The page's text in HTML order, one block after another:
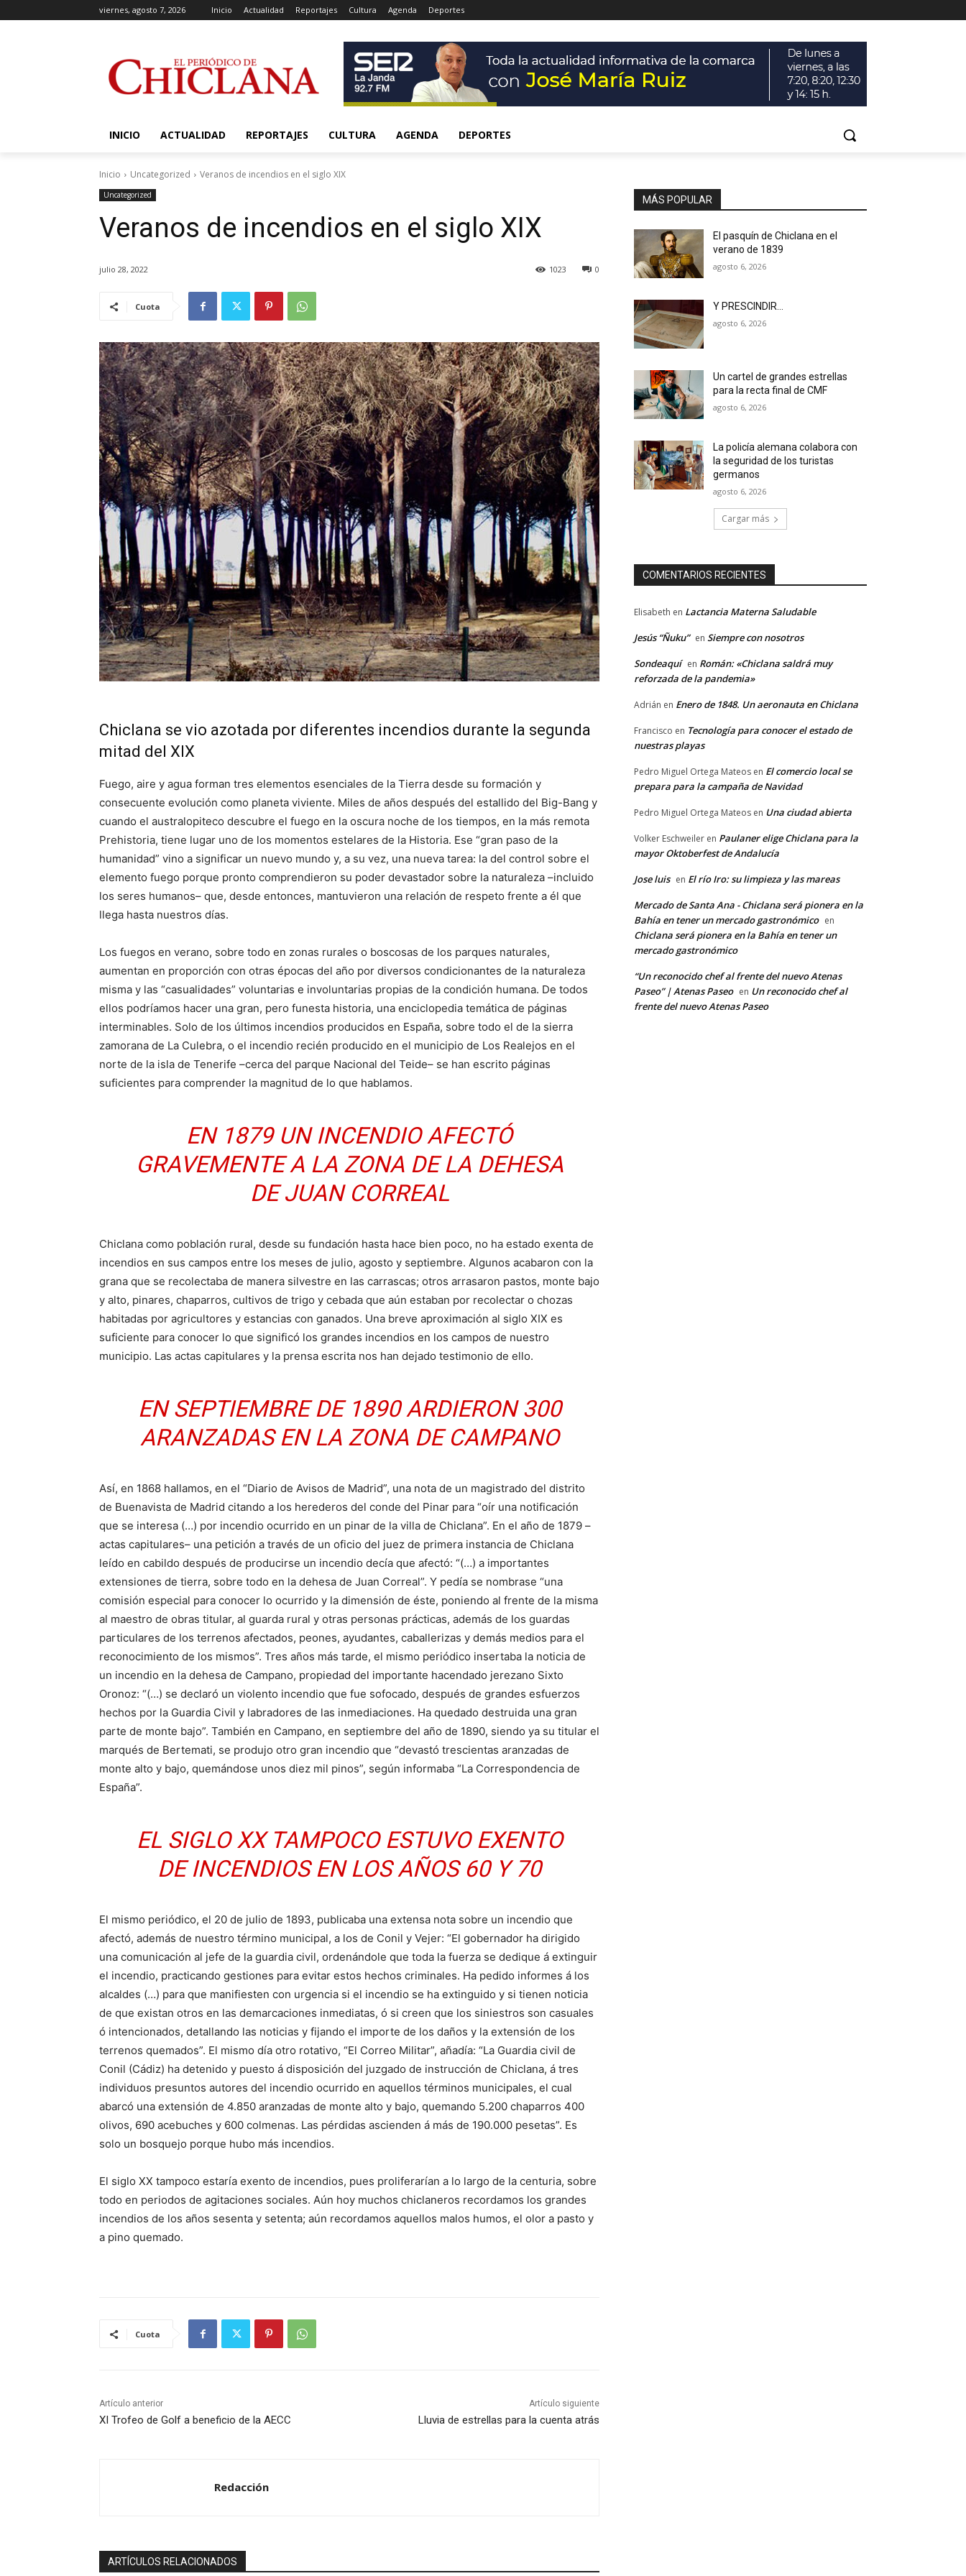
viernes, agosto 7, 2026 Inicio Actualidad Reportajes Cultura Agenda Deportes
INICIO ACTUALIDAD REPORTAJES CULTURA AGENDA DEPORTES
Inicio Uncategorized Veranos de incendios en el siglo XIX
Uncategorized
Veranos de incendios en el siglo XIX
julio 28, 2022 0
1023
Cuota
Chiclana se vio azotada por diferentes incendios durante la segunda
mitad del XIX
Fuego, aire y agua forman tres elementos esenciales de la Tierra desde su formación y
consecuente evolución como planeta viviente. Miles de años después del estallido del Big-Bang y
cuando el australopiteco descubre el fuego en la oscura noche de los tiempos, en la más remota
Prehistoria, tiene lugar uno de los momentos estelares de la Historia. Ese “gran paso de la
humanidad” vino a significar un nuevo mundo y, a su vez, una nueva tarea: la del control sobre el
elemento fuego porque pronto comprendieron su poder devastador sobre la naturaleza –incluido
los seres humanos– que, desde entonces, mantuvieron una relación de respeto frente a él que
llega hasta nuestros días.
Los fuegos en verano, sobre todo en zonas rurales o boscosas de los parques naturales,
aumentan en proporción con otras épocas del año por diversos condicionantes de la naturaleza
misma y las “casualidades” voluntarias e involuntarias propias de la condición humana. De todos
ellos podríamos hacer una gran, pero funesta historia, una enciclopedia temática de páginas
interminables. Solo de los últimos incendios producidos en España, sobre todo el de la sierra
zamorana de La Culebra, o el incendio recién producido en el municipio de Los Realejos en el
norte de la isla de Tenerife –cerca del parque Nacional del Teide– se han escrito páginas
suficientes para comprender la magnitud de lo que hablamos.
EN 1879 UN INCENDIO AFECTÓ
GRAVEMENTE A LA ZONA DE LA DEHESA
DE JUAN CORREAL
Chiclana como población rural, desde su fundación hasta hace bien poco, no ha estado exenta de
incendios en sus campos entre los meses de julio, agosto y septiembre. Algunos acabaron con la
grana que se recolectaba de manera silvestre en las carrascas; otros arrasaron pastos, monte bajo
y alto, pinares, chaparros, cultivos de trigo y cebada que aún estaban por recolectar o chozas
habitadas por agricultores y estancias con ganados. Una breve aproximación al siglo XIX es
suficiente para conocer lo que significó los grandes incendios en los campos de nuestro
municipio. Las actas capitulares y la prensa escrita nos han dejado testimonio de ello.
EN SEPTIEMBRE DE 1890 ARDIERON 300
ARANZADAS EN LA ZONA DE CAMPANO
Así, en 1868 hallamos, en el “Diario de Avisos de Madrid”, una nota de un magistrado del distrito
de Buenavista de Madrid citando a los herederos del conde del Pinar para “oír una notificación
que se interesa (…) por incendio ocurrido en un pinar de la villa de Chiclana”. En el año de 1879 –
actas capitulares– una petición a través de un oficio del juez de primera instancia de Chiclana
leído en cabildo después de producirse un incendio decía que afectó: “(…) a importantes
extensiones de tierra, sobre todo en la dehesa de Juan Correal”. Y pedía se nombrase “una
comisión especial para conocer lo ocurrido y la dimensión de éste, poniendo al frente de la misma
al maestro de obras titular, al guarda rural y otras personas prácticas, además de los guardas
particulares de los terrenos afectados, peones, ayudantes, caballerizas y demás medios para el
reconocimiento de los mismos”. Tres años más tarde, el mismo periódico insertaba la noticia de
un incendio en la dehesa de Campano, propiedad del importante hacendado jerezano Sixto
Oronoz: “(…) se declaró un violento incendio que fue sofocado, después de grandes esfuerzos
hechos por la Guardia Civil y labradores de las inmediaciones. Ha quedado destruida una gran
parte de monte bajo”. También en Campano, en septiembre del año de 1890, siendo ya su titular el
marqués de Bertemati, se produjo otro gran incendio que “devastó trescientas aranzadas de
monte alto y bajo, quemándose unos diez mil pinos”, según informaba “La Correspondencia de
España”.
EL SIGLO XX TAMPOCO ESTUVO EXENTO
DE INCENDIOS EN LOS AÑOS 60 Y 70
El mismo periódico, el 20 de julio de 1893, publicaba una extensa nota sobre un incendio que
afectó, además de nuestro término municipal, a los de Conil y Vejer: “El gobernador ha dirigido
una comunicación al jefe de la guardia civil, ordenándole que toda la fuerza se dedique á extinguir
el incendio, practicando gestiones para evitar estos hechos criminales. Ha pedido informes á los
alcaldes (…) para que manifiesten con urgencia si el incendio se ha extinguido y si tienen noticia
de que existan otros en las demarcaciones inmediatas, ó si creen que los siniestros son casuales
ó intencionados, detallando las noticias y fijando el importe de los daños y la extensión de los
terrenos quemados”. El mismo día otro rotativo, “El Correo Militar”, añadía: “La Guardia civil de
Conil (Cádiz) ha detenido y puesto á disposición del juzgado de instrucción de Chiclana, á tres
individuos presuntos autores del incendio ocurrido en aquellos términos municipales, el cual
abarcó una extensión de 4.850 aranzadas de monte alto y bajo, quemando 5.200 chaparros 400
olivos, 690 acebuches y 600 colmenas. Las pérdidas ascienden á más de 190.000 pesetas”. Es
solo un bosquejo porque hubo más incendios.
El siglo XX tampoco estaría exento de incendios, pues proliferarían a lo largo de la centuria, sobre
todo en periodos de agitaciones sociales. Aún hoy muchos chiclaneros recordamos los grandes
incendios de los años sesenta y setenta; aún recordamos aquellos malos humos, el olor a pasto y
a pino quemado.
Cuota
Artículo anterior
XI Trofeo de Golf a beneficio de la AECC
Artículo siguiente
Lluvia de estrellas para la cuenta atrás
Redacción
ARTÍCULOS RELACIONADOS
MÁS POPULAR
El pasquín de Chiclana en el
verano de 1839
agosto 6, 2026
Y PRESCINDIR…
agosto 6, 2026
Un cartel de grandes estrellas
para la recta final de CMF
agosto 6, 2026
La policía alemana colabora con
la seguridad de los turistas
germanos
agosto 6, 2026
Cargar más
COMENTARIOS RECIENTES
Elisabeth en Lactancia Materna Saludable
Jesús “Ñuku” en Siempre con nosotros
Sondeaquí en Román: «Chiclana saldrá muy
reforzada de la pandemia»
Adrián en Enero de 1848. Un aeronauta en Chiclana
Francisco en Tecnología para conocer el estado de
nuestras playas
Pedro Miguel Ortega Mateos en El comercio local se
prepara para la campaña de Navidad
Pedro Miguel Ortega Mateos en Una ciudad abierta
Volker Eschweiler en Paulaner elige Chiclana para la
mayor Oktoberfest de Andalucía
Jose luis en El río Iro: su limpieza y las mareas
Mercado de Santa Ana - Chiclana será pionera en la
Bahía en tener un mercado gastronómico en
Chiclana será pionera en la Bahía en tener un
mercado gastronómico
“Un reconocido chef al frente del nuevo Atenas
Paseo” | Atenas Paseo en Un reconocido chef al
frente del nuevo Atenas Paseo